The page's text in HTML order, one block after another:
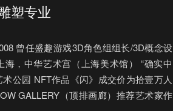
塑专业
曾任盛趣游戏3D角色组组长/3D概念设
，中华艺术宫（上海美术馆） “确实中
公园 NFT作品《闪》成交价为拾壹万人
GALLERY（顶排画廊）推荐艺术家作